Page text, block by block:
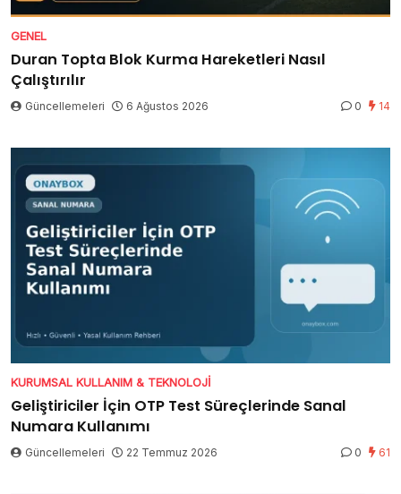
GENEL
Duran Topta Blok Kurma Hareketleri Nasıl
Çalıştırılır
Güncellemeleri 6 Ağustos 2026 0 14
KURUMSAL KULLANIM & TEKNOLOJI
Geliştiriciler İçin OTP Test Süreçlerinde Sanal
Numara Kullanımı
Güncellemeleri 22 Temmuz 2026 0 61